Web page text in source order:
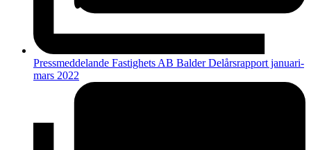
Pressmeddelande Fastighets AB Balder Delårsrapport januari-
mars 2022